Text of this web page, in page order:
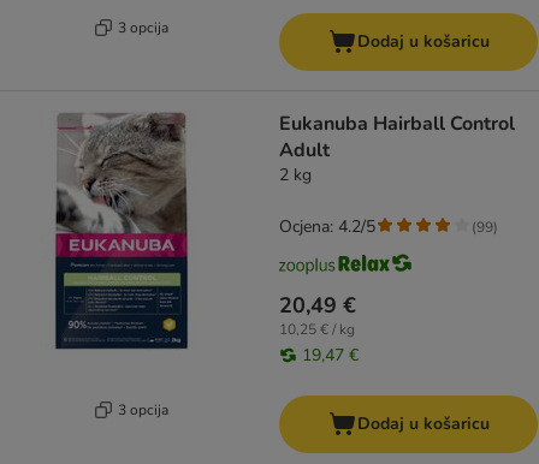
3 opcija
Dodaj u košaricu
3 opcija
Eukanuba Hairball Control
Adult
2 kg
20,49 €
10,25 € / kg
19,47 €
Ocjena: 4.2/5 (99)
Dodaj u košaricu